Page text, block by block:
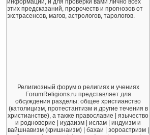
этих предсказаний, пророчеств и прогнозов от
экстрасенсов, магов, астрологов, тарологов.
Религиозный форум о религиях и учениях
ForumReligions.ru представляет для
обсуждения разделы: общее христианство
(католицизм, протестантизм и другие течения в
христианстве), а также православие | язычество
и родноверие | иудаизм | ислам | индуизм и
вайшнавизм (кришнаизм) | бахаи | зороастризм |